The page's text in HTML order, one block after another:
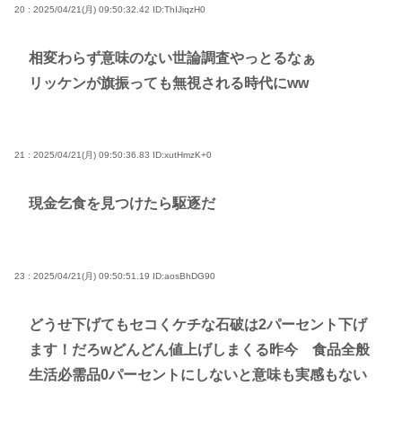
20 : 2025/04/21(月) 09:50:32.42 ID:ThIJiqzH0
相変わらず意味のない世論調査やっとるなぁ
リッケンが旗振っても無視される時代にww
21 : 2025/04/21(月) 09:50:36.83 ID:xutHmzK+0
現金乞食を見つけたら駆逐だ
23 : 2025/04/21(月) 09:50:51.19 ID:aosBhDG90
どうせ下げてもセコくケチな石破は2パーセント下げ
ます！だろwどんどん値上げしまくる昨今 食品全般
生活必需品0パーセントにしないと意味も実感もない